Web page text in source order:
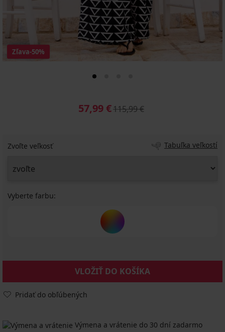
Zľava-50%
57,99 €115,99 €
Zvoľte veľkosť Tabuľka veľkostí
Vyberte farbu:
VLOŽIŤ DO KOŠÍKA
Pridať do obľúbených
Výmena a vrátenie do 30 dní zadarmo